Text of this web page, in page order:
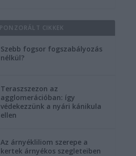
CIKKEK
Szebb fogsor fogszabályozás
nélkül?
Teraszszezon az
agglomerációban: így
védekezzünk a nyári kánikula
ellen
Az árnyékliliom szerepe a
kertek árnyékos szegleteiben